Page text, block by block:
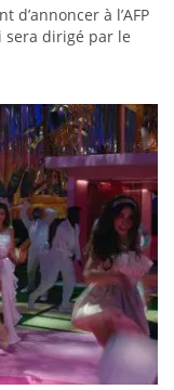
d’annoncer à l’AFP
sera dirigé par le